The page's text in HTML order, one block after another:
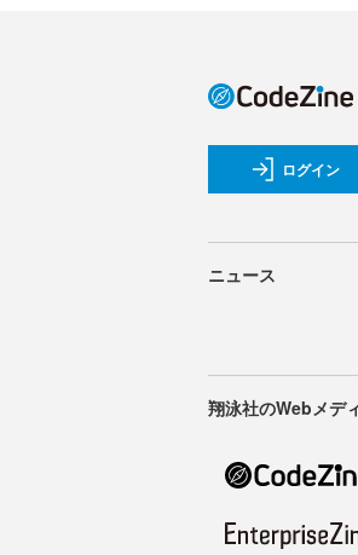
ログイン
ニュース
翔泳社のWebメデ